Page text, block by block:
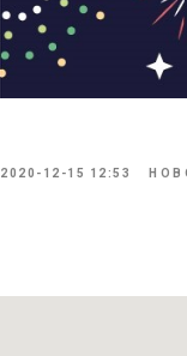
2020-12-15 12:53